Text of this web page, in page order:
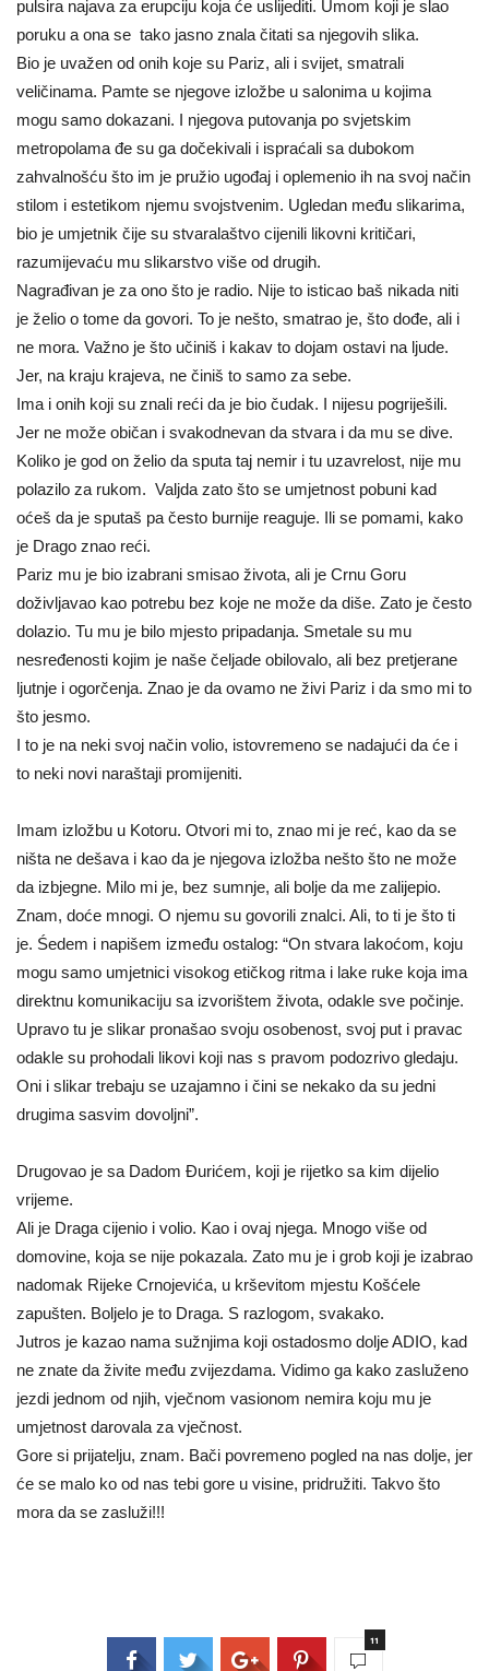
pulsira najava za erupciju koja će uslijediti. Umom koji je slao
poruku a ona se tako jasno znala čitati sa njegovih slika.
Bio je uvažen od onih koje su Pariz, ali i svijet, smatrali
veličinama. Pamte se njegove izložbe u salonima u kojima
mogu samo dokazani. I njegova putovanja po svjetskim
metropolama đe su ga dočekivali i ispraćali sa dubokom
zahvalnošću što im je pružio ugođaj i oplemenio ih na svoj način
stilom i estetikom njemu svojstvenim. Ugledan među slikarima,
bio je umjetnik čije su stvaralaštvo cijenili likovni kritičari,
razumijevaću mu slikarstvo više od drugih.
Nagrađivan je za ono što je radio. Nije to isticao baš nikada niti
je želio o tome da govori. To je nešto, smatrao je, što dođe, ali i
ne mora. Važno je što učiniš i kakav to dojam ostavi na ljude.
Jer, na kraju krajeva, ne činiš to samo za sebe.
Ima i onih koji su znali reći da je bio čudak. I nijesu pogriješili.
Jer ne može običan i svakodnevan da stvara i da mu se dive.
Koliko je god on želio da sputa taj nemir i tu uzavrelost, nije mu
polazilo za rukom. Valjda zato što se umjetnost pobuni kad
oćeš da je sputaš pa često burnije reaguje. Ili se pomami, kako
je Drago znao reći.
Pariz mu je bio izabrani smisao života, ali je Crnu Goru
doživljavao kao potrebu bez koje ne može da diše. Zato je često
dolazio. Tu mu je bilo mjesto pripadanja. Smetale su mu
nesređenosti kojim je naše čeljade obilovalo, ali bez pretjerane
ljutnje i ogorčenja. Znao je da ovamo ne živi Pariz i da smo mi to
što jesmo.
I to je na neki svoj način volio, istovremeno se nadajući da će i
to neki novi naraštaji promijeniti.
Imam izložbu u Kotoru. Otvori mi to, znao mi je reć, kao da se
ništa ne dešava i kao da je njegova izložba nešto što ne može
da izbjegne. Milo mi je, bez sumnje, ali bolje da me zalijepio.
Znam, doće mnogi. O njemu su govorili znalci. Ali, to ti je što ti
je. Śedem i napišem između ostalog: “On stvara lakoćom, koju
mogu samo umjetnici visokog etičkog ritma i lake ruke koja ima
direktnu komunikaciju sa izvorištem života, odakle sve počinje.
Upravo tu je slikar pronašao svoju osobenost, svoj put i pravac
odakle su prohodali likovi koji nas s pravom podozrivo gledaju.
Oni i slikar trebaju se uzajamno i čini se nekako da su jedni
drugima sasvim dovoljni”.
Drugovao je sa Dadom Đurićem, koji je rijetko sa kim dijelio
vrijeme.
Ali je Draga cijenio i volio. Kao i ovaj njega. Mnogo više od
domovine, koja se nije pokazala. Zato mu je i grob koji je izabrao
nadomak Rijeke Crnojevića, u krševitom mjestu Košćele
zapušten. Boljelo je to Draga. S razlogom, svakako.
Jutros je kazao nama sužnjima koji ostadosmo dolje ADIO, kad
ne znate da živite među zvijezdama. Vidimo ga kako zasluženo
jezdi jednom od njih, vječnom vasionom nemira koju mu je
umjetnost darovala za vječnost.
Gore si prijatelju, znam. Bači povremeno pogled na nas dolje, jer
će se malo ko od nas tebi gore u visine, pridružiti. Takvo što
mora da se zasluži!!!
11